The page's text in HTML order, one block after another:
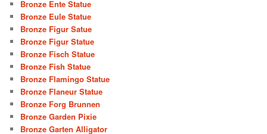
Bronze Ente Statue
Bronze Eule Statue
Bronze Figur Satue
Bronze Figur Statue
Bronze Fisch Statue
Bronze Fish Statue
Bronze Flamingo Statue
Bronze Flaneur Statue
Bronze Forg Brunnen
Bronze Garden Pixie
Bronze Garten Alligator